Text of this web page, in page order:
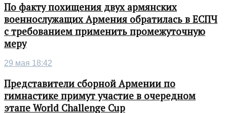
По факту похищения двух армянских
военнослужащих Армения обратилась в ЕСПЧ
с требованием применить промежуточную
меру
29 мая 18:42
Представители сборной Армении по
гимнастике примут участие в очередном
этапе World Challenge Cup